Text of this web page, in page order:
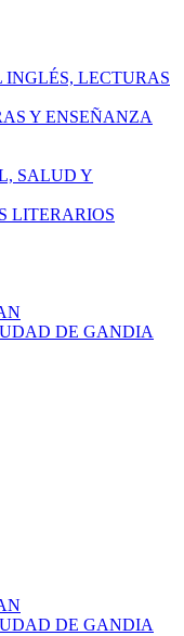
LECTURAS
Y ENSEÑANZA
SALUD Y
LITERARIOS
DE GANDIA
DE GANDIA